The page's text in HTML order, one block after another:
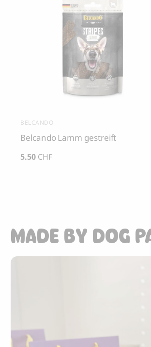
BELCANDO
Belcando Lamm gestreift
5.50 CHF
MADE BY DOG